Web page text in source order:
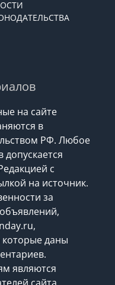
на сайте
в
РФ. Любое
с
на источник.
за
которые даны
являются